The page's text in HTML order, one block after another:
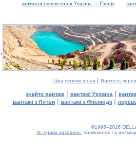
вантажні перевезення Україна — Греція
Ціна перевезення| Вартість
знайти вантаж | вантажі Україна |
вантажі з Литви | вантажі з Фінляндії|
©1995–2026
Усі права захищені. Копіювання та